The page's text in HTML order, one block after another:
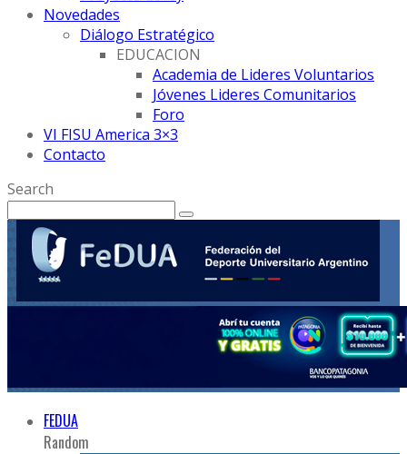
Novedades
Diálogo Estratégico
EDUCACION
Academia de Lideres Voluntarios
Jóvenes Lideres Comunitarios
Foro
VI FISU America 3×3
Contacto
Search
FEDUA
Random